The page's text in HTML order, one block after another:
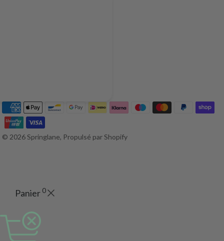
© 2026 Springlane, Propulsé par Shopify
Panier 0